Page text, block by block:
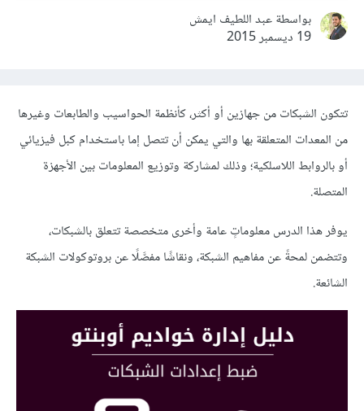
بواسطة عبد اللطيف ايمش
19 ديسمبر 2015
تتكون الشبكات من جهازين أو أكثر، كأنظمة الحواسيب والطابعات وغيرها
من المعدات المتعلقة بها والتي يمكن أن تتصل إما باستخدام كبل فيزيائي
أو بالروابط اللاسلكية؛ وذلك لمشاركة وتوزيع المعلومات بين الأجهزة
المتصلة.
يوفر هذا الدرس معلوماتٍ عامة وأخرى متخصصة تتعلق بالشبكات،
وتتضمن لمحةً عن مفاهيم الشبكة، ونقاشًا مفصَّلًا عن بروتوكولات الشبكة
الشائعة.